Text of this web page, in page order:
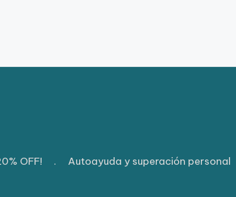
OFF! . Autoayuda y superación personal